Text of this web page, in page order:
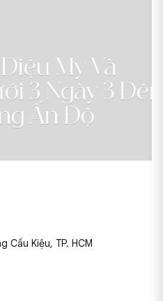
My Và
Ngày 3 Đêm
Độ
Cầu Kiệu, TP. HCM